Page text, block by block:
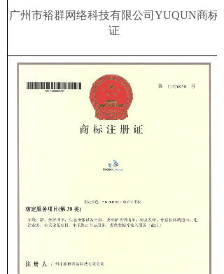
广州市裕群网络科技有限公司YUQUN商标
证